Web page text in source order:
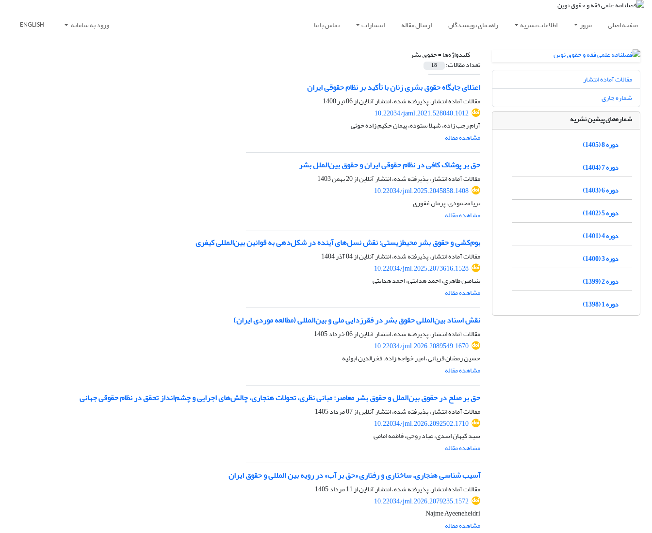
صفحه اصلی مرور اطلاعات نشریه راهنمای نویسندگان ارسال مقاله انتشارات تماس با ما ورود به سامانه ENGLISH
کلیدواژه‌ها =حقوق بشر
تعداد مقالات: 18
اعتلای جایگاه حقوق بشری زنان با تأکید بر نظام حقوقی ایران
مقالات آماده انتشار، پذیرفته شده، انتشار آنلاین از06 تیر 1400
10.22034/jaml.2021.528040.1012
آرام رجب زاده، شهلا ستوده، پیمان حکیم زاده خوئی
مشاهده مقاله
حق بر پوشاک کافی در نظام حقوقی ایران و حقوق بین‌الملل بشر
مقالات آماده انتشار، پذیرفته شده، انتشار آنلاین از20 بهمن 1403
10.22034/jml.2025.2045858.1408
ثریا محمودی، پژمان غفوری
مشاهده مقاله
بوم‌کشی و حقوق بشر محیط‌زیستی: نقش نسل‌های آینده در شکل‌دهی به قوانین بین‌المللی کیفری
مقالات آماده انتشار، پذیرفته شده، انتشار آنلاین از04 آذر 1404
10.22034/jml.2025.2073616.1528
بنیامین طاهری، احمد هدایتی، احمد هدایتی
مشاهده مقاله
نقش اسناد بین‌المللی حقوق بشر در فقرزدایی ملی و بین‌المللی (مطالعه موردی ایران)
مقالات آماده انتشار، پذیرفته شده، انتشار آنلاین از06 خرداد 1405
10.22034/jml.2026.2089549.1670
حسین رمضان قربانی، امیر خواجه زاده، فخرالدین ابوئیه
مشاهده مقاله
حق بر صلح در حقوق بین‌الملل و حقوق بشر معاصر: مبانی نظری، تحولات هنجاری، چالش‌های اجرایی و چشم‌انداز تحقق در نظام حقوقی جهانی
مقالات آماده انتشار، پذیرفته شده، انتشار آنلاین از07 مرداد 1405
10.22034/jml.2026.2092502.1710
سید کیهان اسدی، عباد روحی، فاطمه امامی
مشاهده مقاله
آسیب شناسی هنجاری، ساختاری و رفتاری «حق بر آب» در رویه بین المللی و حقوق ایران
مقالات آماده انتشار، پذیرفته شده، انتشار آنلاین از11 مرداد 1405
10.22034/jml.2026.2079235.1572
Najme Ayeeneheidri
مشاهده مقاله
مقالات آماده انتشار
شماره جاری
شماره‌های پیشین نشریه
دوره 8 (1405)
دوره 7 (1404)
دوره 6 (1403)
دوره 5 (1402)
دوره 4 (1401)
دوره 3 (1400)
دوره 2 (1399)
دوره 1 (1398)